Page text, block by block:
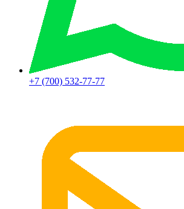
+7 (700) 532-77-77